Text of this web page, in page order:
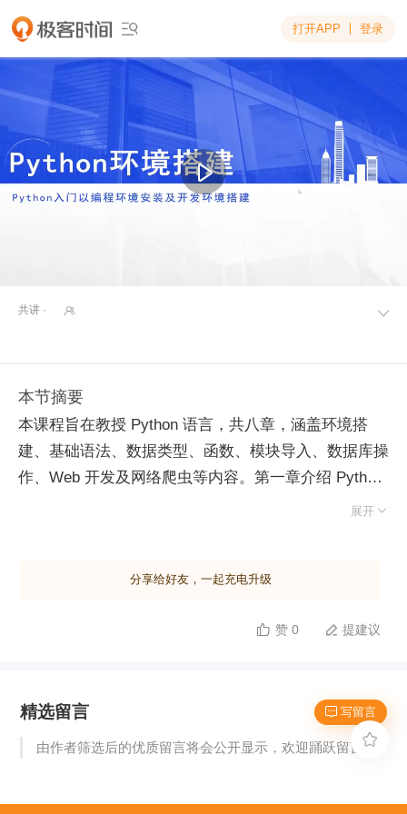
 打开APP 登录

共讲 · 
本节摘要
本课程旨在教授 Python 语言，共八章，涵盖环境搭
建、基础语法、数据类型、函数、模块导入、数据库操
作、Web 开发及网络爬虫等内容。第一章介绍 Python
语言、可移植性强、代码规范、面向对象、胶水语言、
转换为机器可识别的二进制码，实现人与计算机的交
Python。PyCharm 作为集成开发环境，支持项目创
建、文件编辑等功能，提高开发效率。通过设置字体大
展开 
分享给好友，一起充电升级
 赞 0  提建议
 写留言
精选留言
由作者筛选后的优质留言将会公开显示，欢迎踊跃留言。
